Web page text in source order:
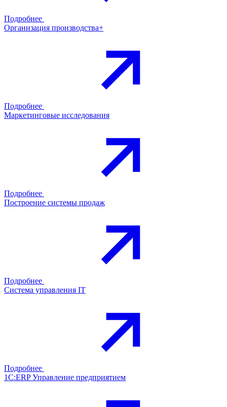
Подробнее
Организация производства+
Подробнее
Маркетинговые исследования
Подробнее
Построение системы продаж
Подробнее
Система управления IT
Подробнее
1С:ERP Управление предприятием